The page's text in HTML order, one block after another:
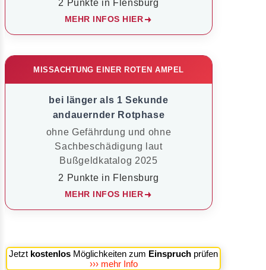
2 Punkte in Flensburg
MEHR INFOS HIER
MISSACHTUNG EINER ROTEN AMPEL
bei länger als 1 Sekunde
andauernder Rotphase
ohne Gefährdung und ohne
Sachbeschädigung laut
Bußgeldkatalog 2025
2 Punkte in Flensburg
MEHR INFOS HIER
Jetzt kostenlos Möglichkeiten zum Einspruch prüfen
››› mehr Info